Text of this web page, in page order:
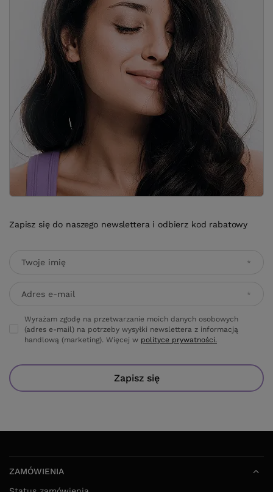
Zapisz się do naszego newslettera i odbierz kod rabatowy
Twoje imię
Adres e-mail
Wyrażam zgodę na przetwarzanie moich danych osobowych
(adres e-mail) na potrzeby wysyłki newslettera z informacją
handlową (marketing). Więcej w polityce prywatności.
Zapisz się
ZAMÓWIENIA